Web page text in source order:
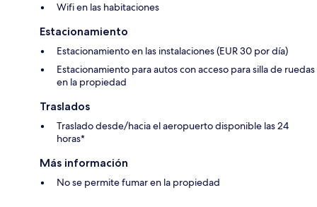
Wifi en las habitaciones
Estacionamiento
Estacionamiento en las instalaciones (EUR 30 por día)
Estacionamiento para autos con acceso para silla de ruedas
en la propiedad
Traslados
Traslado desde/hacia el aeropuerto disponible las 24
horas*
Más información
No se permite fumar en la propiedad